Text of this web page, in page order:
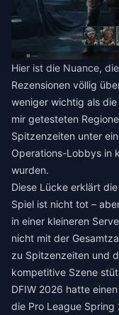
Hier ist die Nuance,
Rezensionen völlig
weniger wichtig als
mir getesteten
Spitzenzeiten unter
Operations-Lobbys in
wurden.
Diese Lücke erklärt
Spiel ist nicht tot –
in einer kleineren
nicht mit der
zu Spitzenzeiten und
kompetitive Szene
DFIW 2026 hatte einen
die Pro League Spring